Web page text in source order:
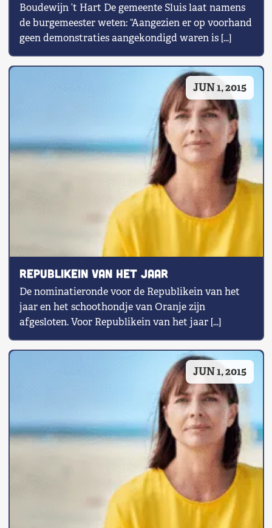
Boudewijn ’t Hart De gemeente Sluis laat namens
de burgemeester weten: “Aangezien er op voorhand
geen demonstraties aangekondigd waren is […]
JUN 1, 2015
Republikein van het Jaar
De nominatieronde voor de Republikein van het
jaar en het schoothondje van Oranje zijn
afgesloten. Voor Republikein van het jaar […]
JUN 1, 2015